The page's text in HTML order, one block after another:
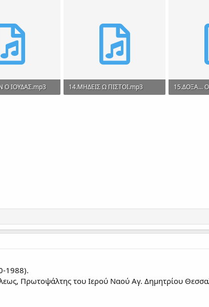
Ο ΙΟΥΔΑΣ.mp3
14.ΜΗΔΕΙΣ Ω ΠΙΣΤΟΙ.mp3
15.ΔΟΞΑ...
1988).
Πρωτοψάλτης του Ιερού Ναού Αγ. Δημητρίου